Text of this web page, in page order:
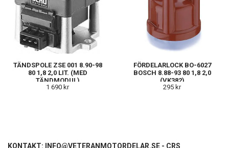
TÄNDSPOLE ZSE 001 8.90-98
80 1,8 2,0 LIT. (MED
TÄNDMODUL)
1 690 kr
FÖRDELARLOCK BO-6027
BOSCH 8.88-93 80 1,8 2,0
(VK382)
295 kr
KONTAKT: INFO@VETERANMOTORDELAR.SE - CRS